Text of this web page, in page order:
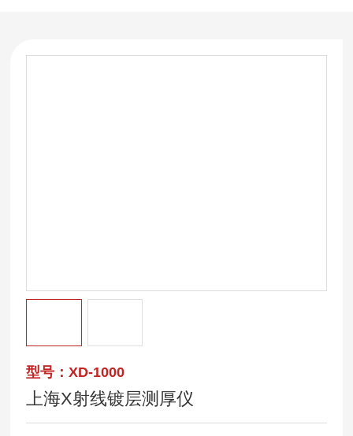
型号：XD-1000
上海X射线镀层测厚仪